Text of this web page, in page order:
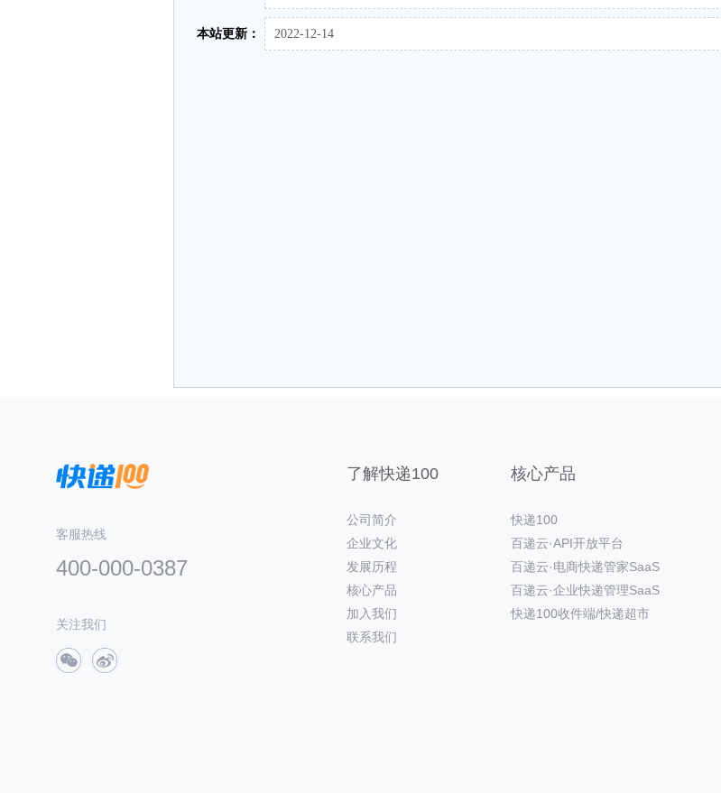
本站更新： 2022-12-14
客服热线
400-000-0387
关注我们
了解快递100
公司简介
企业文化
发展历程
核心产品
加入我们
联系我们
核心产品
快递100
百递云·API开放平台
百递云·电商快递管家SaaS
百递云·企业快递管理SaaS
快递100收件端/快递超市